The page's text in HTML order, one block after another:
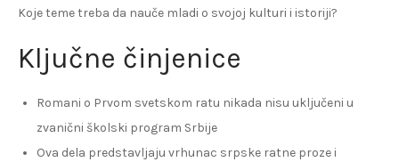
Koje teme treba da nauče mladi o svojoj kulturi i istoriji?
Ključne činjenice
Romani o Prvom svetskom ratu nikada nisu uključeni u
zvanični školski program Srbije
Ova dela predstavljaju vrhunac srpske ratne proze i